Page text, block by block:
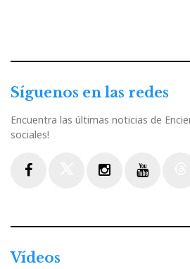
Síguenos en las redes
Encuentra las últimas noticias de
sociales!
Vídeos